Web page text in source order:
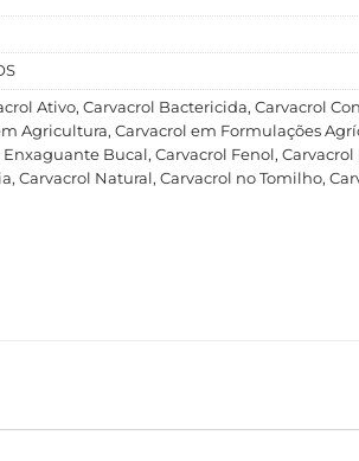
Ativo, Carvacrol Bactericida, Carvacrol
Agricultura, Carvacrol em Formulações
Enxaguante Bucal, Carvacrol Fenol ,
, Carvacrol Natural , Carvacrol no Tomilho,